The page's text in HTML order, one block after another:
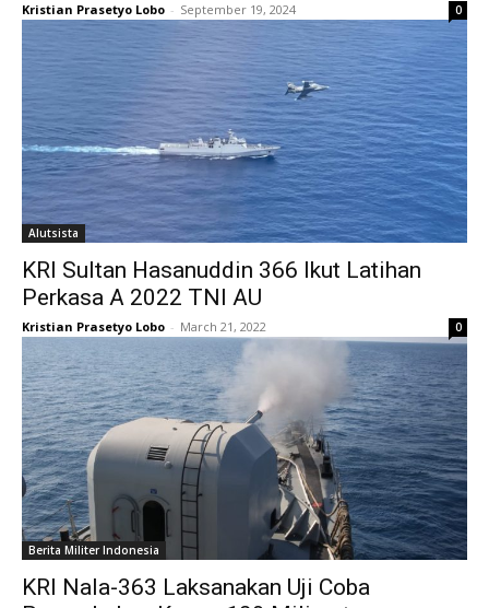
Kristian Prasetyo Lobo - September 19, 2024 0
Alutsista
KRI Sultan Hasanuddin 366 Ikut Latihan
Perkasa A 2022 TNI AU
Kristian Prasetyo Lobo - March 21, 2022 0
Berita Militer Indonesia
KRI Nala-363 Laksanakan Uji Coba